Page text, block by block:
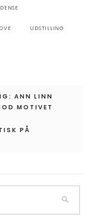
UDSTILLING
ANN LINN
MOTIVET
PÅ